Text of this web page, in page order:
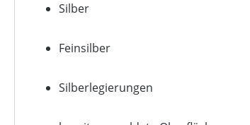
Silber
Feinsilber
Silberlegierungen